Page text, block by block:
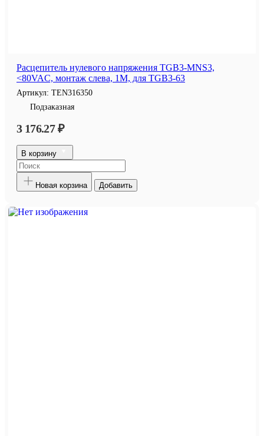
Расцепитель нулевого напряжения TGB3-MNS3,
<80VAC, монтаж слева, 1M, для TGB3-63
Артикул: TEN316350
Подзаказная
3 176.27 ₽
В корзину
Новая корзина Добавить